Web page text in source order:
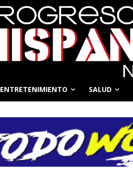
ENTRETENIMIENTO SALUD